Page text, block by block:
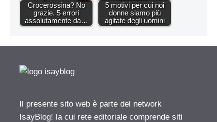
Crocerossina? No
grazie. 5 errori
assolutamente da…
5 motivi per cui noi
donne siamo più
agitate degli uomini
Il presente sito web è parte del network
IsayBlog! la cui rete editoriale comprende siti